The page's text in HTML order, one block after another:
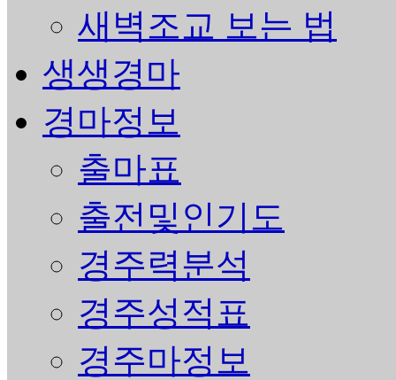
새벽조교 보는 법
생생경마
경마정보
출마표
출전및인기도
경주력분석
경주성적표
경주마정보